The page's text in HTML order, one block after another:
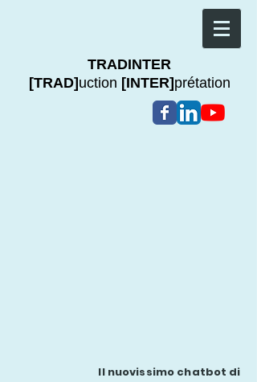
TRADINTER
[TRAD] uction [INTER] prétation
Il nuovissimo chatbot di